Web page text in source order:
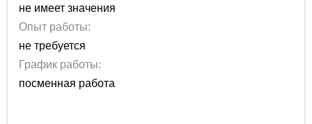
не имеет значения
Опыт работы:
не требуется
График работы:
посменная работа